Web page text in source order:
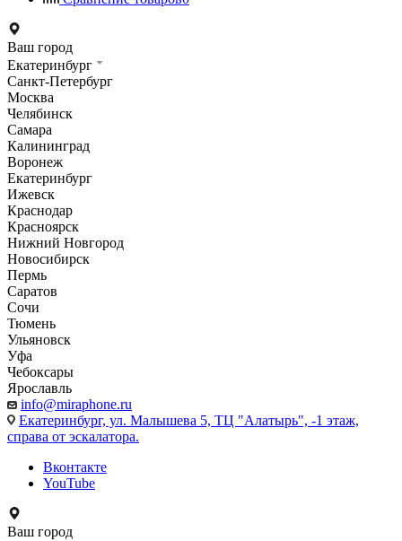
Ваш город
Екатеринбург
Санкт-Петербург
Москва
Челябинск
Самара
Калининград
Воронеж
Екатеринбург
Ижевск
Краснодар
Красноярск
Нижний Новгород
Новосибирск
Пермь
Саратов
Сочи
Тюмень
Ульяновск
Уфа
Чебоксары
Ярославль
info@miraphone.ru
Екатеринбург, ул. Малышева 5, ТЦ "Алатырь", -1 этаж,
справа от эскалатора.
Вконтакте
YouTube
Ваш город